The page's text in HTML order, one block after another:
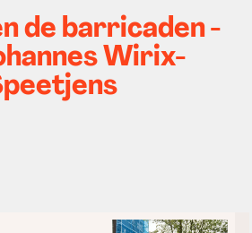
de barricaden -
Wirix-